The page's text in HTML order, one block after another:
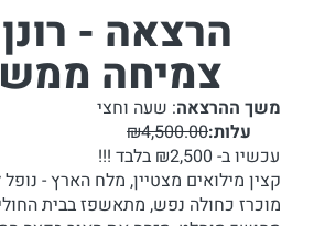
הרצאה -
צמיחה
משך ההרצאה: שעה וחצי
עלות:₪4,500.00
עכשיו ב- ₪2,500 בלבד !!!
קצין מילואים מצטיין, מלח הארץ -
מוכרז כחולה נפש, מתאשפז בבית